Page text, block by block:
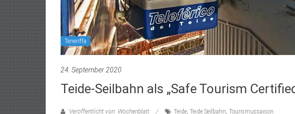
Teneriffa
24. September 2020
Teide-Seilbahn als „Safe Tourism
Veröffentlicht von: Wochenblatt Teide, Teide Seilbahn, Tourismussaison